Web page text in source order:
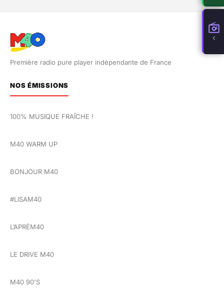
Première radio pure player indépendante de France
NOS ÉMISSIONS
100% MUSIQUE FRAÎCHE !
M40 WARM UP
BONJOUR M40
#LISAM40
L’APRÈM40
LE DRIVE M40
M40 90'S